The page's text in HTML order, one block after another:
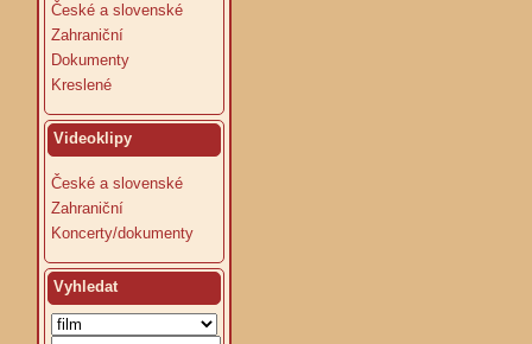
České a slovenské
Zahraniční
Dokumenty
Kreslené
Videoklipy
České a slovenské
Zahraniční
Koncerty/dokumenty
Vyhledat